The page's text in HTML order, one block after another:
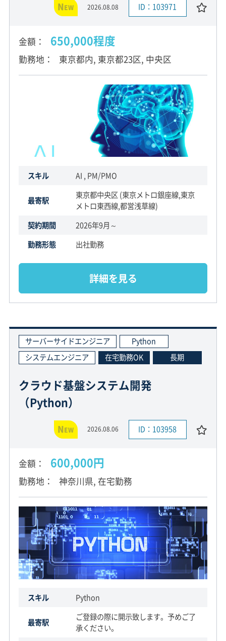
NEW 2026.08.08 ID：103971
金額 650,000程度
勤務地 東京都内, 東京都23区, 中央区
スキル AI , PM/PMO
最寄駅
東京都中央区 (東京メトロ銀座線,東京
メトロ東西線,都営浅草線)
契約期間
2026年9月～
勤務形態
出社勤務
詳細を見る
サーバーサイドエンジニア
Python
システムエンジニア
在宅勤務OK 長期
クラウド基盤システム開発
（Python）
NEW 2026.08.06 ID：103958
金額 600,000円
勤務地 神奈川県, 在宅勤務
スキル Python
最寄駅
ご登録の際に開示致します。予めご了
承ください。